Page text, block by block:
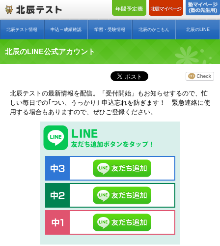
北辰テスト情報 申込～成績確認 学習・受験情報 北辰のかこもん 北辰のLINE
北辰のLINE公式アカウント
北辰テストの最新情報を配信。「受付開始」もお知らせするので、忙
しい毎日での｢つい、うっかり｣ 申込忘れを防ぎます！ 緊急連絡に使
用する場合もありますので、ぜひご登録ください。